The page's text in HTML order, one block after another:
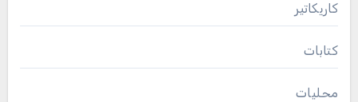
كاريكاتير
كتابات
محليات